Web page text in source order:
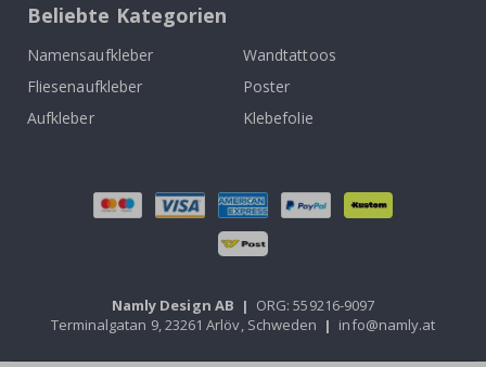
Beliebte Kategorien
Namensaufkleber
Wandtattoos
Fliesenaufkleber
Poster
Aufkleber
Klebefolie
Namly Design AB | ORG: 559216-9097
Terminalgatan 9, 23261 Arlöv, Schweden | info@namly.at